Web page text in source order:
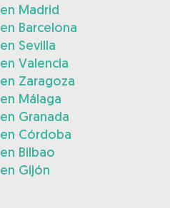
Madrid
Barcelona
Sevilla
Valencia
Zaragoza
Málaga
Granada
Córdoba
Bilbao
Gijón